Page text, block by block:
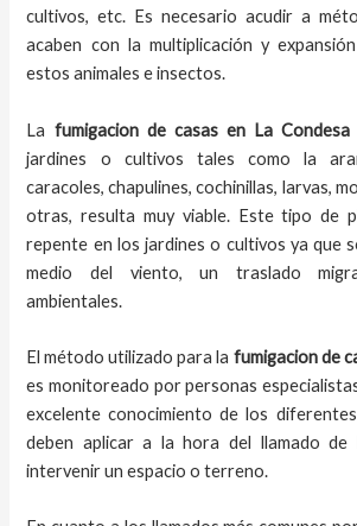
cultivos, etc. Es necesario acudir a
acaben con la multiplicación y
estos animales e insectos.
La fumigacion de casas en La
jardines o cultivos tales como la
caracoles, chapulines, cochinillas, larvas,
otras, resulta muy viable. Este tipo de
repente en los jardines o cultivos ya que
medio del viento, un traslado
ambientales.
El método utilizado para la fumigacion de
es monitoreado por personas
excelente conocimiento de los
deben aplicar a la hora del llamado de
intervenir un espacio o terreno.